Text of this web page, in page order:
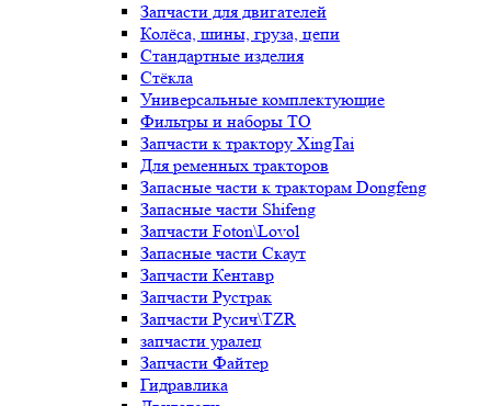
Запчасти для двигателей
Колёса, шины, груза, цепи
Стандартные изделия
Стёкла
Универсальные комплектующие
Фильтры и наборы ТО
Запчасти к трактору XingTai
Для ременных тракторов
Запасные части к тракторам Dongfeng
Запасные части Shifeng
Запчасти Foton\Lovol
Запасные части Скаут
Запчасти Кентавр
Запчасти Рустрак
Запчасти Русич\TZR
запчасти уралец
Запчасти Файтер
Гидравлика